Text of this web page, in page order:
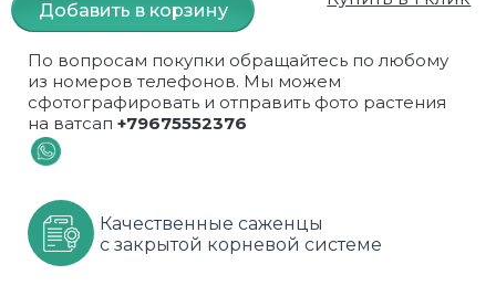
Юкка
Сливы
Хурма
Черемуховое дерева
Шарафуга
Шелковица
От производителя
Рябина
Рябина красная
Смородина
Сортовые
разноцветные
Роза ругоза
Розовые розы
Сиреневые
Спрей
Добавить в корзину
По вопросам покупки обращайтесь по любому
из номеров телефонов. Мы можем
сфотографировать и отправить фото растения
на ватсап +79675552376
Качественные саженцы
с закрытой корневой системе